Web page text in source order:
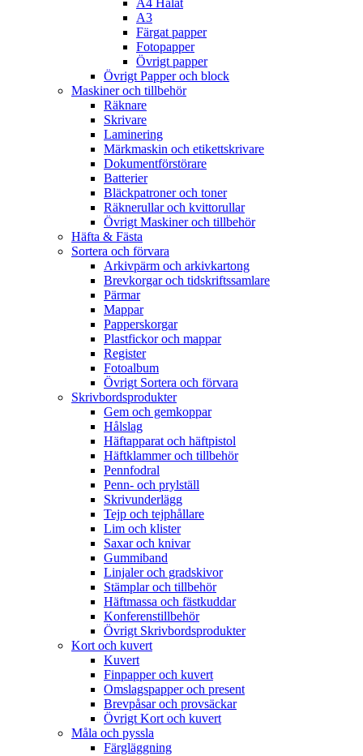
A4 Hålat
A3
Färgat papper
Fotopapper
Övrigt papper
Övrigt Papper och block
Maskiner och tillbehör
Räknare
Skrivare
Laminering
Märkmaskin och etikettskrivare
Dokumentförstörare
Batterier
Bläckpatroner och toner
Räknerullar och kvittorullar
Övrigt Maskiner och tillbehör
Häfta & Fästa
Sortera och förvara
Arkivpärm och arkivkartong
Brevkorgar och tidskriftssamlare
Pärmar
Mappar
Papperskorgar
Plastfickor och mappar
Register
Fotoalbum
Övrigt Sortera och förvara
Skrivbordsprodukter
Gem och gemkoppar
Hålslag
Häftapparat och häftpistol
Häftklammer och tillbehör
Pennfodral
Penn- och prylställ
Skrivunderlägg
Tejp och tejphållare
Lim och klister
Saxar och knivar
Gummiband
Linjaler och gradskivor
Stämplar och tillbehör
Häftmassa och fästkuddar
Konferenstillbehör
Övrigt Skrivbordsprodukter
Kort och kuvert
Kuvert
Finpapper och kuvert
Omslagspapper och present
Brevpåsar och provsäckar
Övrigt Kort och kuvert
Måla och pyssla
Färgläggning